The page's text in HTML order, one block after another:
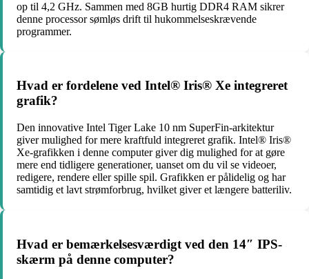
op til 4,2 GHz. Sammen med 8GB hurtig DDR4 RAM sikrer
denne processor sømløs drift til hukommelseskrævende
programmer.
Hvad er fordelene ved Intel® Iris® Xe integreret
grafik?
Den innovative Intel Tiger Lake 10 nm SuperFin-arkitektur
giver mulighed for mere kraftfuld integreret grafik. Intel® Iris®
Xe-grafikken i denne computer giver dig mulighed for at gøre
mere end tidligere generationer, uanset om du vil se videoer,
redigere, rendere eller spille spil. Grafikken er pålidelig og har
samtidig et lavt strømforbrug, hvilket giver et længere batteriliv.
Hvad er bemærkelsesværdigt ved den 14″ IPS-
skærm på denne computer?